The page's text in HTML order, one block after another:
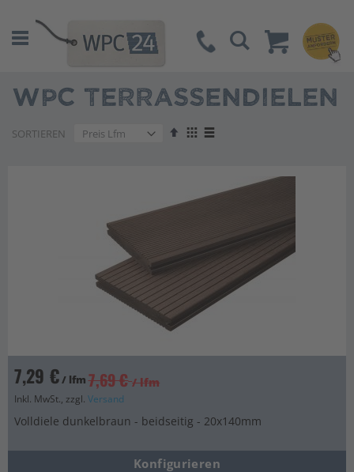
Suche
WPC TERRASSENDIELEN
SORTIEREN
AbsteigendAnzeigen
7,29 €/ lfm 7,69 € / lfm
Inkl. MwSt., zzgl. Versand
Volldiele dunkelbraun - beidseitig - 20x140mm
Konfigurieren